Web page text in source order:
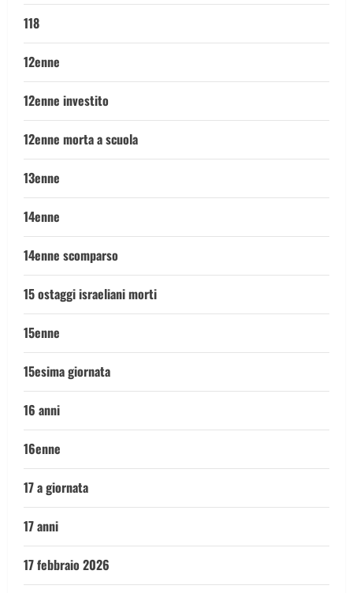
118
12enne
12enne investito
12enne morta a scuola
13enne
14enne
14enne scomparso
15 ostaggi israeliani morti
15enne
15esima giornata
16 anni
16enne
17 a giornata
17 anni
17 febbraio 2026